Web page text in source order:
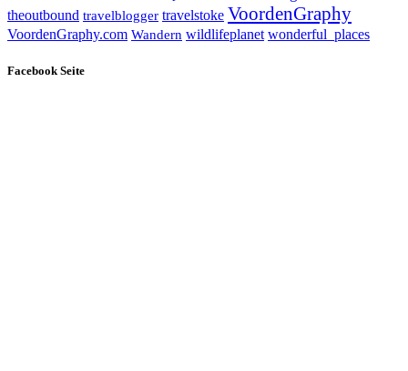
theoutbound travelblogger travelstoke VoordenGraphy
VoordenGraphy.com Wandern wildlifeplanet wonderful_places
Facebook Seite